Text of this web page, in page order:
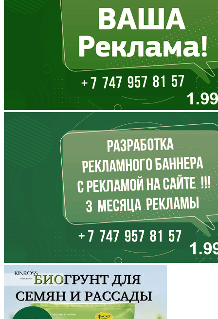
Дагестан
Еврейская АО
Забайкальский край
Запорожская область
Ивановская область
Иркутская область
Кабардино-Балкария
Калининградская область
Калмыкия
Калужская область
Камчатский край
Карачаево-Черкесия
Карелия
Кемеровская область
Кировская область